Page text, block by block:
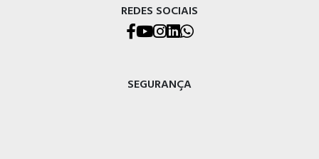
REDES SOCIAIS
SEGURANÇA